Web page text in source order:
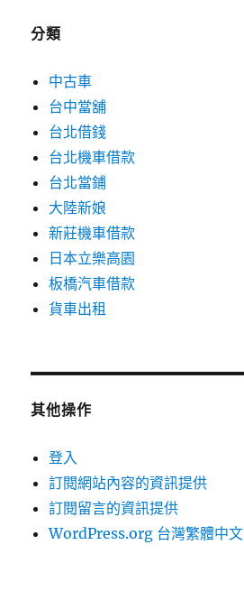
分類
中古車
台中當舖
台北借錢
台北機車借款
台北當鋪
大陸新娘
新莊機車借款
日本立樂高園
板橋汽車借款
貨車出租
其他操作
登入
訂閱網站內容的資訊提供
訂閱留言的資訊提供
WordPress.org 台灣繁體中文